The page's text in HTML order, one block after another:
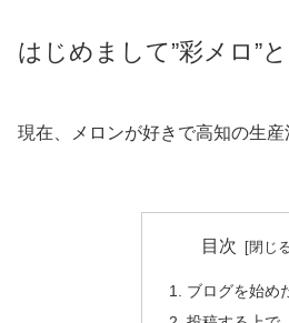
はじめまして”彩メロ”
現在、メロンが好きで高知の生産
目次
ブログを始め